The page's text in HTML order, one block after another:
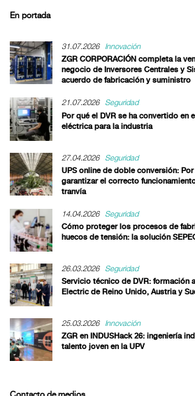
En portada
31.07.2026
Innovación
ZGR CORPORACIÓN completa la
negocio de Inversores Centrales y
acuerdo de fabricación y suministro
21.07.2026
Seguridad
Por qué el DVR se ha convertido en
eléctrica para la industria
27.04.2026
Seguridad
UPS online de doble conversión:
garantizar el correcto
tranvía
14.04.2026
Seguridad
Cómo proteger los procesos de
huecos de tensión: la solución
26.03.2026
Seguridad
Servicio técnico de DVR: formación
Electric de Reino Unido, Austria y
25.03.2026
Innovación
ZGR en INDUSHack 26: ingeniería
talento joven en la UPV